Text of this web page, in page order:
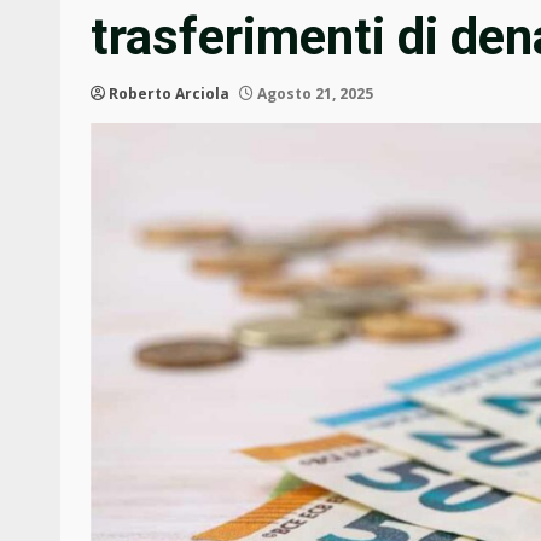
trasferimenti di
Roberto Arciola Agosto 21, 2025